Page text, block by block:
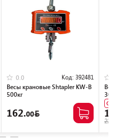
0.0 Код: 392481
Весы крановые Shtapler KW-B
500кг
162.00